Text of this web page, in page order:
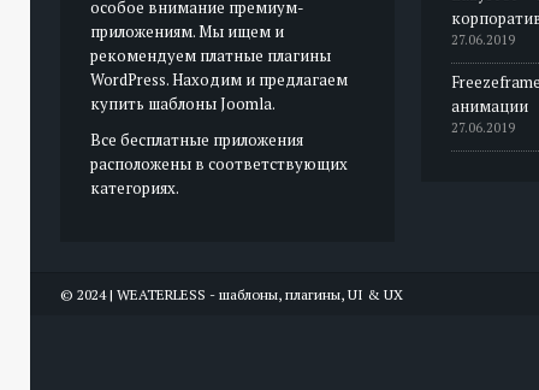
особое внимание премиум-
приложениям. Мы ищем и
рекомендуем платные плагины
WordPress. Находим и предлагаем
купить шаблоны Joomla.
Все бесплатные приложения
расположены в соответствующих
категориях.
27.06.2019
анимации
27.06.2019
© 2024 | WEATERLESS - шаблоны, плагины, UI & UX